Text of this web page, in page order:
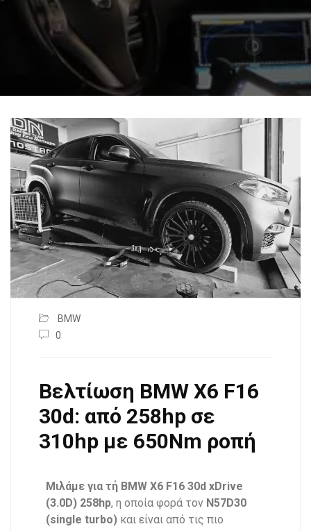
BMW
0
Βελτίωση BMW X6 F16
30d: από 258hp σε
310hp με 650Nm ροπή
Μιλάμε για τή BMW X6 F16 30d xDrive
(3.0D) 258hp, η οποία φορά τον N57D30
(single turbo) και είναι από τις πιο